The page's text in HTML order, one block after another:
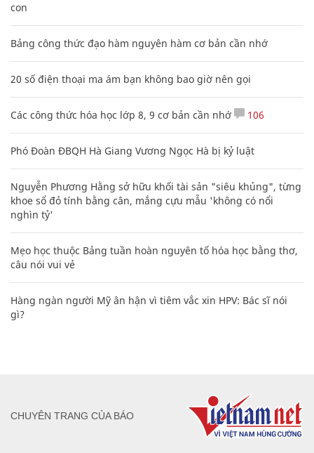
con
Bảng công thức đạo hàm nguyên hàm cơ bản cần nhớ
20 số điện thoại ma ám bạn không bao giờ nên gọi
Các công thức hóa học lớp 8, 9 cơ bản cần nhớ 106
Phó Đoàn ĐBQH Hà Giang Vương Ngọc Hà bị kỷ luật
Nguyễn Phương Hằng sở hữu khối tài sản "siêu khủng", từng
khoe sổ đỏ tính bằng cân, mắng cựu mẫu 'không có nổi
nghìn tỷ'
Mẹo học thuộc Bảng tuần hoàn nguyên tố hóa học bằng thơ,
câu nói vui vẻ
Hàng ngàn người Mỹ ân hận vì tiêm vắc xin HPV: Bác sĩ nói
gì?
CHUYÊN TRANG CỦA BÁO